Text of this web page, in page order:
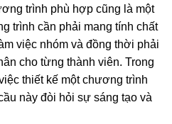
trình phù hợp cũng là một
trình cần phải mang tính chất
việc nhóm và đồng thời phải
cho từng thành viên. Trong
thiết kế một chương trình
này đòi hỏi sự sáng tạo và